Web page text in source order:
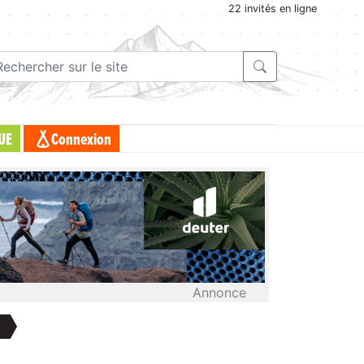
22 invités en ligne
Connexion
Annonce